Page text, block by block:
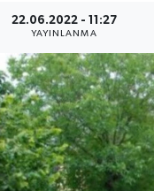
22.06.2022 - 11:27
YAYINLANMA
Medya
Sağlık
Sinema
Sivil Toplum